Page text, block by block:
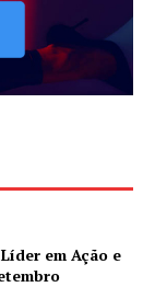
em Ação e